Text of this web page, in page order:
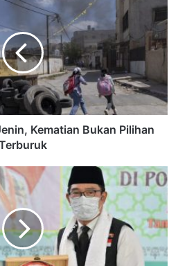
Kematian Bukan Pilihan